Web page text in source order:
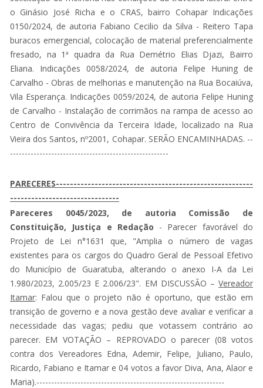
o Ginásio José Richa e o CRAS, bairro Cohapar Indicações
0150/2024, de autoria Fabiano Cecilio da Silva - Reitero Tapa
buracos emergencial, colocação de material preferencialmente
fresado, na 1ª quadra da Rua Demétrio Elias Djazi, Bairro
Eliana. Indicações 0058/2024, de autoria Felipe Huning de
Carvalho - Obras de melhorias e manutenção na Rua Bocaiúva,
Vila Esperança. Indicações 0059/2024, de autoria Felipe Huning
de Carvalho - Instalação de corrimãos na rampa de acesso ao
Centro de Convivência da Terceira Idade, localizado na Rua
Vieira dos Santos, nº2001, Cohapar. SERÃO ENCAMINHADAS. --
------------------------------------------------------
PARECERES--------------------------------------------------------
-------------------------------
Pareceres 0045/2023, de autoria Comissão de
Constituição, Justiça e Redação - Parecer favorável do
Projeto de Lei n°1631 que, "Amplia o número de vagas
existentes para os cargos do Quadro Geral de Pessoal Efetivo
do Município de Guaratuba, alterando o anexo I-A da Lei
1.980/2023, 2.005/23 E 2.006/23". EM DISCUSSÃO – Vereador
Itamar: Falou que o projeto não é oportuno, que estão em
transição de governo e a nova gestão deve avaliar e verificar a
necessidade das vagas; pediu que votassem contrário ao
parecer. EM VOTAÇÃO – REPROVADO o parecer (08 votos
contra dos Vereadores Edna, Ademir, Felipe, Juliano, Paulo,
Ricardo, Fabiano e Itamar e 04 votos a favor Diva, Ana, Alaor e
Maria).----------------------------------------------------------------